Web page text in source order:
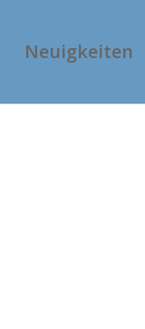
Neuigkeiten